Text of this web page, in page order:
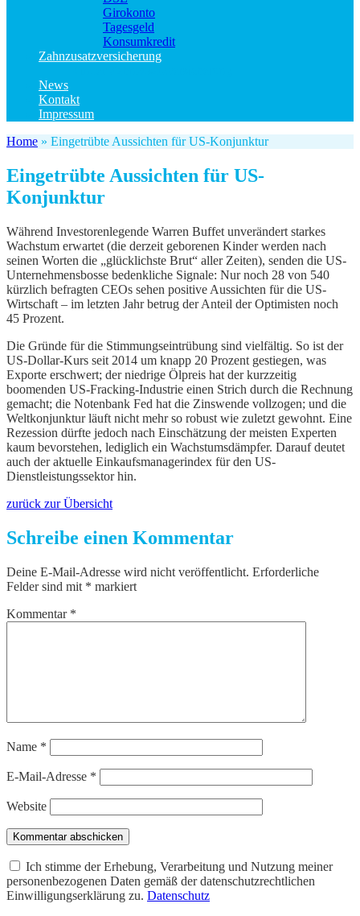
Girokonto
Tagesgeld
Konsumkredit
Zahnzusatzversicherung
News
Kontakt
Impressum
Home » Eingetrübte Aussichten für US-Konjunktur
Eingetrübte Aussichten für US-
Konjunktur
Während Investorenlegende Warren Buffet unverändert starkes
Wachstum erwartet (die derzeit geborenen Kinder werden nach
seinen Worten die „glücklichste Brut“ aller Zeiten), senden die US-
Unternehmensbosse bedenkliche Signale: Nur noch 28 von 540
kürzlich befragten CEOs sehen positive Aussichten für die US-
Wirtschaft – im letzten Jahr betrug der Anteil der Optimisten noch
45 Prozent.
Die Gründe für die Stimmungseintrübung sind vielfältig. So ist der
US-Dollar-Kurs seit 2014 um knapp 20 Prozent gestiegen, was
Exporte erschwert; der niedrige Ölpreis hat der kurzzeitig
boomenden US-Fracking-Industrie einen Strich durch die Rechnung
gemacht; die Notenbank Fed hat die Zinswende vollzogen; und die
Weltkonjunktur läuft nicht mehr so robust wie zuletzt gewohnt. Eine
Rezession dürfte jedoch nach Einschätzung der meisten Experten
kaum bevorstehen, lediglich ein Wachstumsdämpfer. Darauf deutet
auch der aktuelle Einkaufsmanagerindex für den US-
Dienstleistungssektor hin.
zurück zur Übersicht
Schreibe einen Kommentar
Deine E-Mail-Adresse wird nicht veröffentlicht. Erforderliche
Felder sind mit * markiert
Kommentar *
Name *
E-Mail-Adresse *
Website
Kommentar abschicken
Ich stimme der Erhebung, Verarbeitung und Nutzung meiner
personenbezogenen Daten gemäß der datenschutzrechtlichen
Einwilligungserklärung zu. Datenschutz